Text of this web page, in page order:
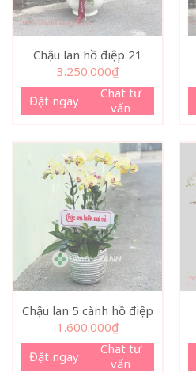
Chậu lan hồ điệp 21
3.250.000₫
Đặt ngay
Chat tư
vấn
Chậu lan 5 cành hồ điệp
1.600.000₫
Đặt ngay
Chat tư
vấn